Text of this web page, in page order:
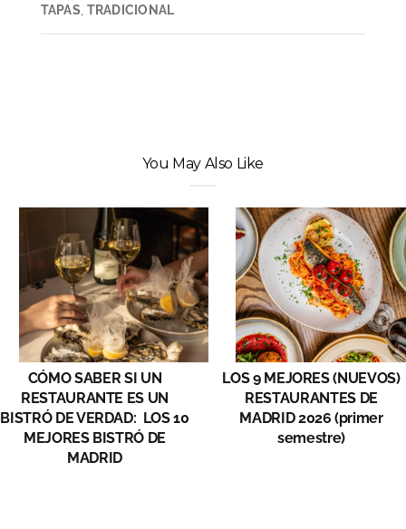
TAPAS, TRADICIONAL
You May Also Like
CÓMO SABER SI UN
RESTAURANTE ES UN
BISTRÓ DE VERDAD: LOS 10
MEJORES BISTRÓ DE
MADRID
LOS 9 MEJORES (NUEVOS)
RESTAURANTES DE
MADRID 2026 (primer
semestre)